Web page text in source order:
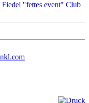
Fiedel "fettes event" Club